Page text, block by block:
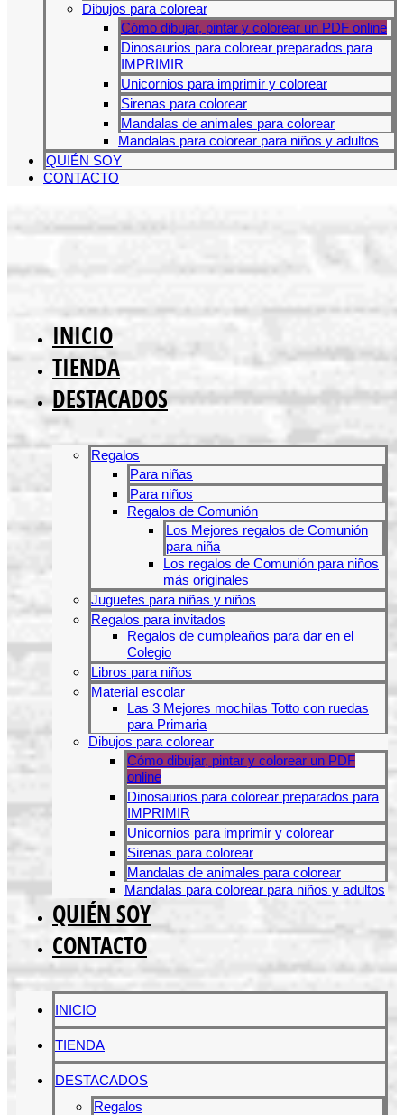
Dibujos para colorear
Cómo dibujar, pintar y colorear un PDF online
Dinosaurios para colorear preparados para
IMPRIMIR
Unicornios para imprimir y colorear
Sirenas para colorear
Mandalas de animales para colorear
Mandalas para colorear para niños y adultos
QUIÉN SOY
CONTACTO
INICIO
TIENDA
DESTACADOS
Regalos
Para niñas
Para niños
Regalos de Comunión
Los Mejores regalos de Comunión
para niña
Los regalos de Comunión para niños
más originales
Juguetes para niñas y niños
Regalos para invitados
Regalos de cumpleaños para dar en el
Colegio
Libros para niños
Material escolar
Las 3 Mejores mochilas Totto con ruedas
para Primaria
Dibujos para colorear
Cómo dibujar, pintar y colorear un PDF
online
Dinosaurios para colorear preparados para
IMPRIMIR
Unicornios para imprimir y colorear
Sirenas para colorear
Mandalas de animales para colorear
Mandalas para colorear para niños y adultos
QUIÉN SOY
CONTACTO
INICIO
TIENDA
DESTACADOS
Regalos